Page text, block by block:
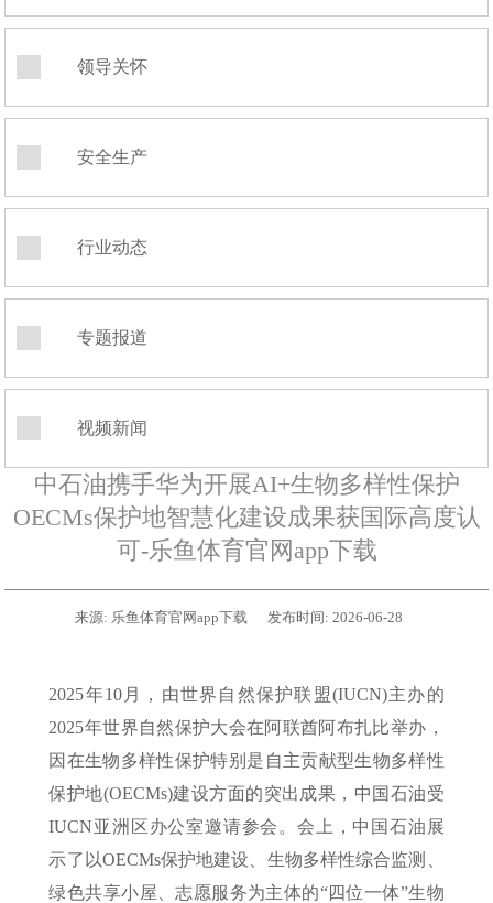
领导关怀
安全生产
行业动态
专题报道
视频新闻
中石油携手华为开展AI+生物多样性保护
OECMs保护地智慧化建设成果获国际高度认
可-乐鱼体育官网app下载
来源: 乐鱼体育官网app下载 发布时间: 2026-06-28
2025年10月，由世界自然保护联盟(IUCN)主办的
2025年世界自然保护大会在阿联酋阿布扎比举办，
因在生物多样性保护特别是自主贡献型生物多样性
保护地(OECMs)建设方面的突出成果，中国石油受
IUCN亚洲区办公室邀请参会。会上，中国石油展
示了以OECMs保护地建设、生物多样性综合监测、
绿色共享小屋、志愿服务为主体的“四位一体”生物